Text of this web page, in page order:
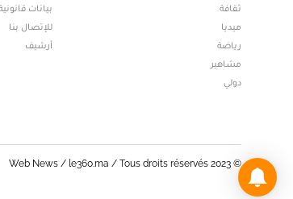
ثقافة
ميديا
رياضة
مشاهير
دولي
بيانات
للإتصال بنا
أرشيف
© Web News / le360.ma / Tous droits réservés 2023